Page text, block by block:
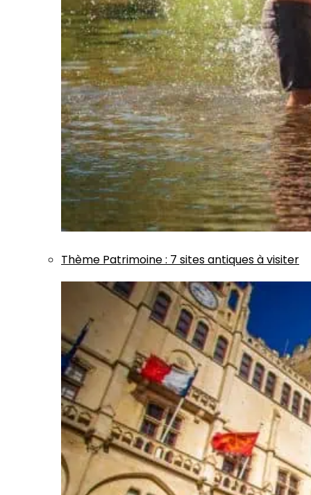
Thème Patrimoine: 7 sites antiques à visiter